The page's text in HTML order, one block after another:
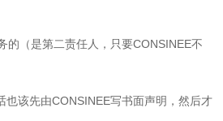
的（是第二责任人，只要CONSINEE不
该先由CONSINEE写书面声明，然后才